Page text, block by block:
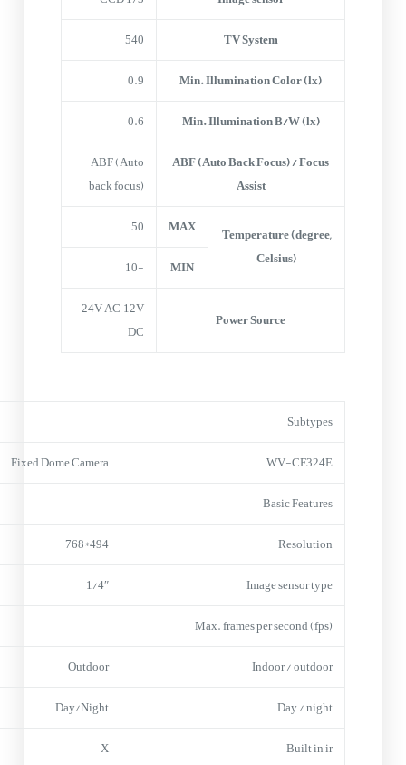
TV System
540
Min. Illumination Color (lx)
0.9
Min. Illumination B/W (lx)
0.6
ABF (Auto Back Focus) / Focus
Assist
ABF (Auto
back focus)
Temperature (degree,
Celsius)
MAX
50
MIN
-10
Power Source
24V AC, 12V
DC
Subtypes
WV-CF324E
Fixed Dome Camera
Basic Features
Resolution
494*768
Image sensor type
1/4″
Max. frames per second (fps)
Indoor / outdoor
Outdoor
Day / night
Day/Night
Built in ir
X